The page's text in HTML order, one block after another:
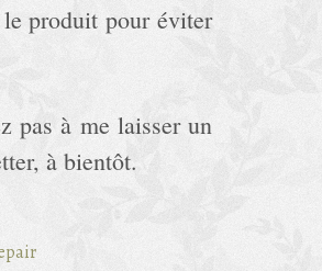
produit pour éviter
pas à me laisser un
à bientôt.